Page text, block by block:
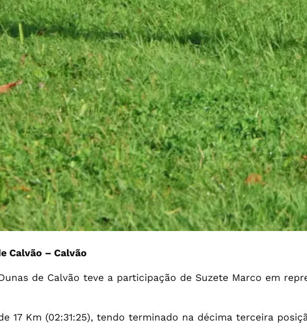
Calvão – Calvão
de Calvão teve a participação de Suzete Marco em
17 Km (02:31:25), tendo terminado na décima terceira